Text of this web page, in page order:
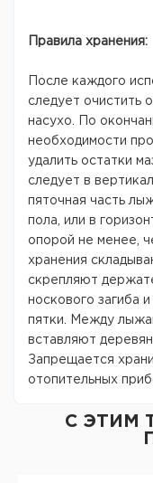
Правила хранения:
После каждого
следует очистить
насухо. По
необходимости
удалить остатки
следует в
пяточная часть
пола, или в
опорой не менее,
хранения
скрепляют
носкового загиба
пятки. Между
вставляют
Запрещается
отопительных
С ЭТИМ